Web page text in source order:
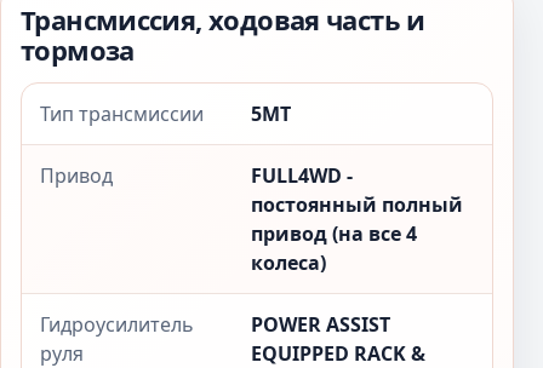
Трансмиссия, ходовая часть и
тормоза
Тип трансмиссии 5MT
Привод
FULL4WD -
постоянный полный
привод (на все 4
колеса)
Гидроусилитель
руля
POWER ASSIST
EQUIPPED RACK &